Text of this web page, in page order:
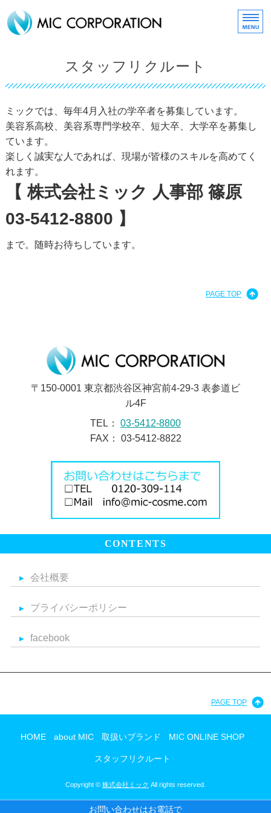
化粧品・コスメ販売の
about MIC
取扱いブランド
MIC ONLINE SHOP
スタッフリクルート
スタッフリクルート
ミックでは、毎年4月入社の学卒者を募集しています。
美容系高校、美容系専門学校卒、短大卒、大学卒を募集し
ています。
楽しく誠実な人であれば、現場が皆様のスキルを高めてく
れます。
【 株式会社ミック 人事部 篠原
03-5412-8800 】
まで。随時お待ちしています。
PAGE TOP
〒150-0001 東京都渋谷区神宮前4-29-3 表参道ビ
ル4F
TEL： 03-5412-8800
FAX： 03-5412-8822
CONTENTS
会社概要
プライバシーポリシー
facebook
PAGE TOP
お問い合わせはお電話で
HOME about MIC 取扱いブランド MIC ONLINE SHOP
スタッフリクルート
Copyright © 株式会社ミック All rights reserved.